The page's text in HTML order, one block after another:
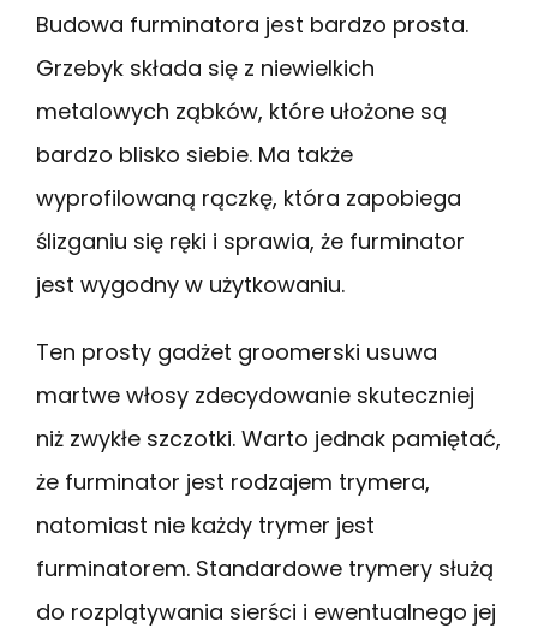
Budowa furminatora jest bardzo prosta.
Grzebyk składa się z niewielkich
metalowych ząbków, które ułożone są
bardzo blisko siebie. Ma także
wyprofilowaną rączkę, która zapobiega
ślizganiu się ręki i sprawia, że furminator
jest wygodny w użytkowaniu.
Ten prosty gadżet groomerski usuwa
martwe włosy zdecydowanie skuteczniej
niż zwykłe szczotki. Warto jednak pamiętać,
że furminator jest rodzajem trymera,
natomiast nie każdy trymer jest
furminatorem. Standardowe trymery służą
do rozplątywania sierści i ewentualnego jej